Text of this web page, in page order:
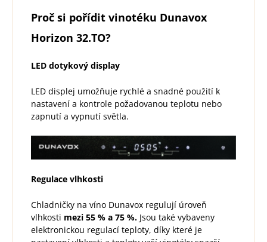
Proč si pořídit vinotéku Dunavox
Horizon 32.TO?
LED dotykový display
LED displej umožňuje rychlé a snadné použití k
nastavení a kontrole požadovanou teplotu nebo
zapnutí a vypnutí světla.
Regulace vlhkosti
Chladničky na víno Dunavox regulují úroveň
vlhkosti mezi 55 % a 75 %. Jsou také vybaveny
elektronickou regulací teploty, díky které je